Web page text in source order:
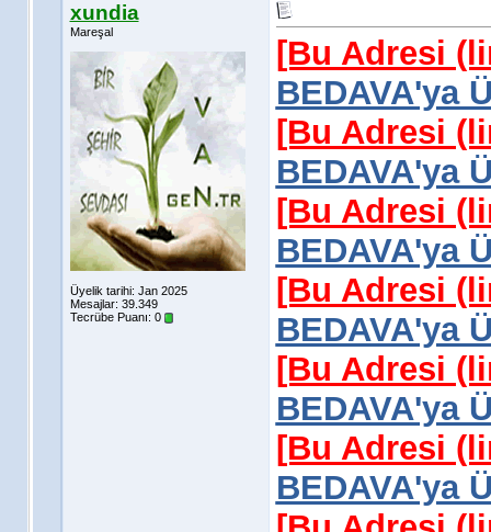
xundia
Mareşal
Üyelik tarihi: Jan 2025
Mesajlar: 39.349
Tecrübe Puanı: 0
[Bu Adresi
BEDAVA'ya
[Bu Adresi
BEDAVA'ya
[Bu Adresi
BEDAVA'ya
[Bu Adresi
BEDAVA'ya
[Bu Adresi
BEDAVA'ya
[Bu Adresi
BEDAVA'ya